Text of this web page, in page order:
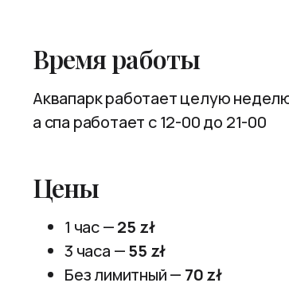
Время работы
Аквапарк работает целую
а спа работает с 12-00 до 21-00
Цены
1 час —25 zł
3 часа —55 zł
Без лимитный — 70 zł